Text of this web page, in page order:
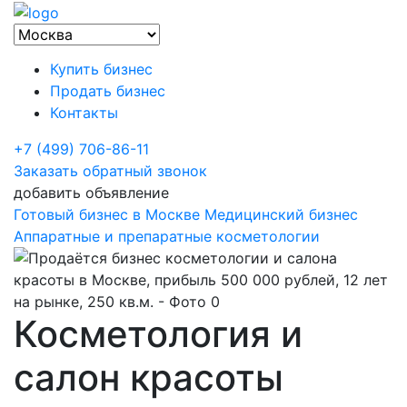
Купить бизнес
Продать бизнес
Контакты
+7 (499) 706-86-11
Заказать обратный звонок
добавить объявление
Готовый бизнес в Москве Медицинский бизнес
Аппаратные и препаратные косметологии
Косметология и
салон красоты